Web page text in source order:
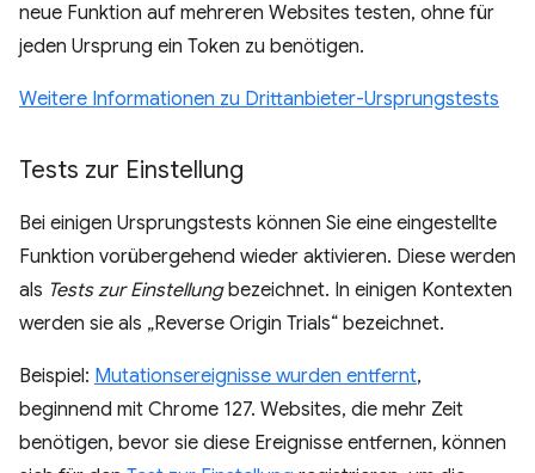
neue Funktion auf mehreren Websites testen, ohne für
jeden Ursprung ein Token zu benötigen.
Weitere Informationen zu Drittanbieter-Ursprungstests
Tests zur Einstellung
Bei einigen Ursprungstests können Sie eine eingestellte
Funktion vorübergehend wieder aktivieren. Diese werden
als Tests zur Einstellungbezeichnet. In einigen Kontexten
werden sie als „Reverse Origin Trials“ bezeichnet.
Beispiel: Mutationsereignisse wurden entfernt,
beginnend mit Chrome 127. Websites, die mehr Zeit
benötigen, bevor sie diese Ereignisse entfernen, können